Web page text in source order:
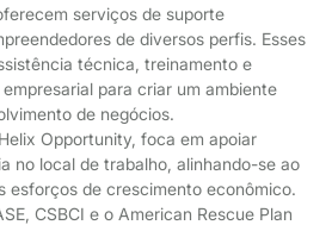
serviços de suporte
de diversos perfis. Esses
técnica, treinamento e
para criar um ambiente
de negócios.
Opportunity, foca em apoiar
no local de trabalho, alinhando-se ao
esforços de crescimento econômico.
CSBCI e o American Rescue Plan